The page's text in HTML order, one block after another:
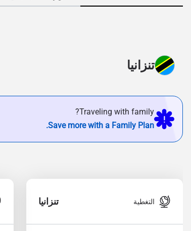
تنزانيا
Traveling with family?
Save more with a Family Plan.
التغطية تنزانيا